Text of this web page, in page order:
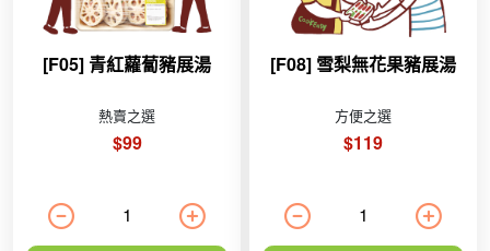
[F05] 青紅蘿蔔豬展湯
熱賣之選
$99
[F08] 雪梨無花果豬展湯
方便之選
$119